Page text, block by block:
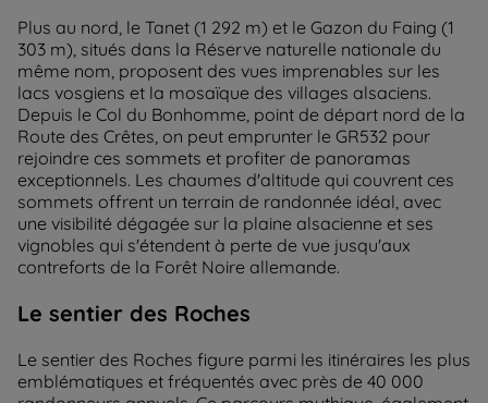
Plus au nord, le Tanet (1 292 m) et le Gazon du Faing (1
303 m), situés dans la Réserve naturelle nationale du
même nom, proposent des vues imprenables sur les
lacs vosgiens et la mosaïque des villages alsaciens.
Depuis le Col du Bonhomme, point de départ nord de la
Route des Crêtes, on peut emprunter le GR532 pour
rejoindre ces sommets et profiter de panoramas
exceptionnels. Les chaumes d'altitude qui couvrent ces
sommets offrent un terrain de randonnée idéal, avec
une visibilité dégagée sur la plaine alsacienne et ses
vignobles qui s'étendent à perte de vue jusqu'aux
contreforts de la Forêt Noire allemande.
Le sentier des Roches
Le sentier des Roches figure parmi les itinéraires les plus
emblématiques et fréquentés avec près de 40 000